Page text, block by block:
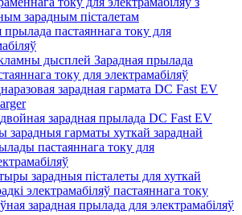
зарадным пісталетам
прылада пастаяннага току для
дысплей Зарадная прылада
току для электрамабіляў
зарадная гармата DC Fast EV
зарадная прылада DC Fast EV
зарадныя гарматы хуткай зараднай
пастаяннага току для
зарадныя пісталеты для хуткай
электрамабіляў пастаяннага току
зарадная прылада для электрамабіляў